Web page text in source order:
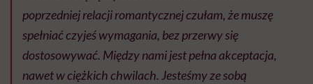
poprzedniej relacji romantycznej czułam, że muszę
spełniać czyjeś wymagania, bez przerwy się
dostosowywać. Między nami jest pełna akceptacja,
nawet w ciężkich chwilach. Jesteśmy ze sobą